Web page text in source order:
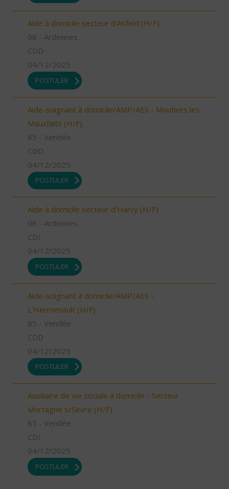
Aide à domicile secteur d'Asfeld (H/F)
08 - Ardennes
CDD
04/12/2025
POSTULER
Aide-soignant à domicile/AMP/AES - Moutiers les
Mauxfaits (H/F)
85 - Vendée
CDD
04/12/2025
POSTULER
Aide à domicile secteur d'Harcy (H/F)
08 - Ardennes
CDI
04/12/2025
POSTULER
Aide-soignant à domicile/AMP/AES -
L'Hermenault (H/F)
85 - Vendée
CDD
04/12/2025
POSTULER
Auxiliaire de vie sociale à domicile - Secteur
Mortagne s/Sèvre (H/F)
85 - Vendée
CDI
04/12/2025
POSTULER